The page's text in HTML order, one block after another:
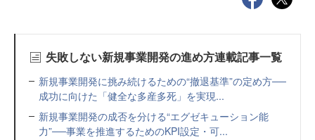
失敗しない新規事業開発の進め方連載記事一覧
新規事業開発に挑み続けるための“撤退基準”の定め方──
成功に向けた「健全な多産多死」を実現...
新規事業開発の成否を分ける“エグゼキューション能
力”──事業を推進するためのKPI設定・可...